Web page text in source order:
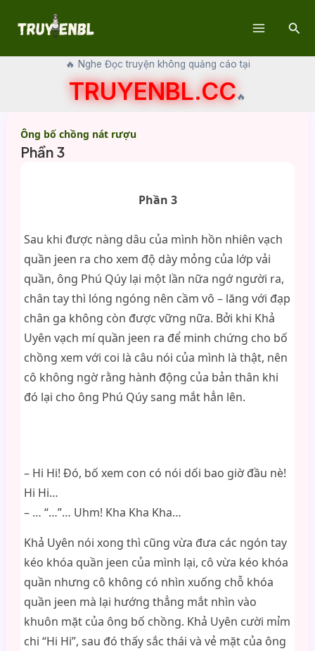
🔥 Nghe Đọc truyện không quảng cáo tại
TRUYENBL.CC🔥
Ông bố chồng nát rượu
Phần 3
Phần 3
Sau khi được nàng dâu của mình hồn nhiên vạch
quần jeen ra cho xem độ dày mỏng của lớp vải
quần, ông Phú Qúy lại một lần nữa ngớ người ra,
chân tay thì lóng ngóng nên cầm vô – lăng với đạp
chân ga không còn được vững nữa. Bởi khi Khả
Uyên vạch mí quần jeen ra để minh chứng cho bố
chồng xem với coi là câu nói của mình là thật, nên
cô không ngờ rằng hành động của bản thân khi
đó lại cho ông Phú Qúy sang mắt hẳn lên.
– Hi Hi! Đó, bố xem con có nói dối bao giờ đầu nè!
Hi Hi…
– … “…”… Uhm! Kha Kha Kha…
Khả Uyên nói xong thì cũng vừa đưa các ngón tay
kéo khóa quần jeen của mình lại, cô vừa kéo khóa
quần nhưng cô không có nhìn xuống chỗ khóa
quần jeen mà lại hướng thẳng mắt nhìn vào
khuôn mặt của ông bố chồng. Khả Uyên cười mỉm
chi “Hi Hi”, sau đó thấy sắc thái và vẻ mặt của ông